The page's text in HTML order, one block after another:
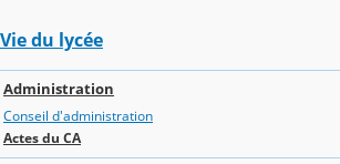
Vie du lycée
Administration
Conseil d'administration
Actes du CA